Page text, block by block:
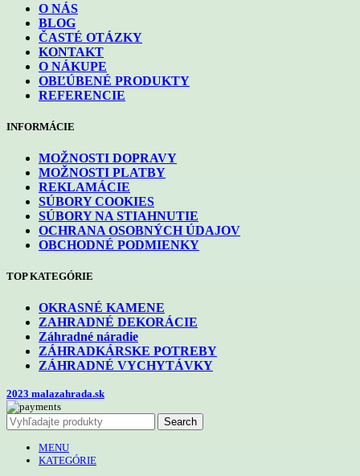
O NÁS
BLOG
ČASTÉ OTÁZKY
KONTAKT
O NÁKUPE
OBĽÚBENÉ PRODUKTY
REFERENCIE
INFORMÁCIE
MOŽNOSTI DOPRAVY
MOŽNOSTI PLATBY
REKLAMÁCIE
SÚBORY COOKIES
SÚBORY NA STIAHNUTIE
OCHRANA OSOBNÝCH ÚDAJOV
OBCHODNÉ PODMIENKY
TOP KATEGÓRIE
OKRASNÉ KAMENE
ZAHRADNÉ DEKORÁCIE
Záhradné náradie
ZÁHRADKÁRSKE POTREBY
ZÁHRADNÉ VYCHYTÁVKY
2023 malazahrada.sk
Search
MENU
KATEGÓRIE